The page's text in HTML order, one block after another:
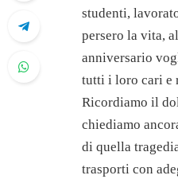
studenti,
persero la vita,
anniversario
tutti i loro cari e
Ricordiamo il
chiediamo
di quella
trasporti con